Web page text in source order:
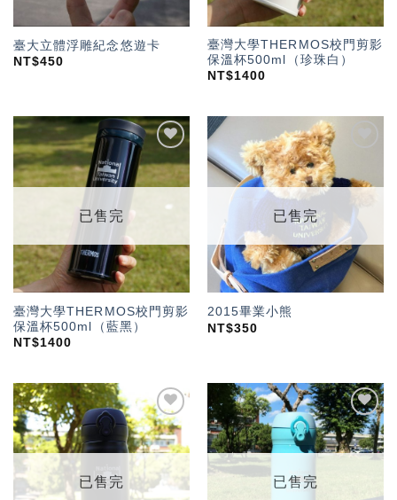
臺大立體浮雕紀念悠遊卡
NT$450
臺灣大學THERMOS校門剪影
保溫杯500ml（珍珠白）
NT$1400
加入
「願
望輕
已售完
臺灣大學THERMOS校門剪影
保溫杯500ml（藍黑）
NT$1400
望輕
已售完
2015畢業小熊
NT$350
加入
「願
望輕
已售完
加入
「願
望輕
已售完